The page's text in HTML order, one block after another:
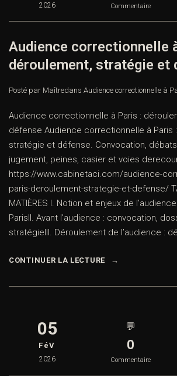
2026 Commentaire
Audience correctionnelle
déroulement, stratégie et
Posté par Maîtredans Audience correctionnelle à
Audience correctionnelle à Paris :
défense Audience correctionnelle à Paris
stratégie et défense. Convocation,
jugement, peines, casier et voies
https://www.cabinetaci.com/audience-
paris-deroulement-strategie-et-defense/
MATIÈRES I. Notion et enjeux de
ParisII. Avant l’audience : convocation,
stratégieIII. Déroulement de l’audience :
CONTINUER LA LECTURE
05
FéV
2026
💬
0
Commentaire